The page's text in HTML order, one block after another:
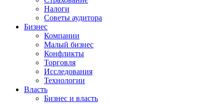
Налоги
Советы аудитора
Бизнес
Компании
Малый бизнес
Конфликты
Торговля
Исследования
Технологии
Власть
Бизнес и власть